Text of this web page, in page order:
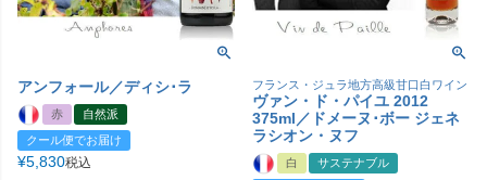
アンフォール／ディシ･ラ
赤
自然派
クール便でお届け
¥5,830税込
フランス・ジュラ地方高級甘口白ワイン
ヴァン・ド・パイユ 2012
375ml／ドメーヌ･ボー ジェネ
ラシオン・ヌフ
白
サステナブル